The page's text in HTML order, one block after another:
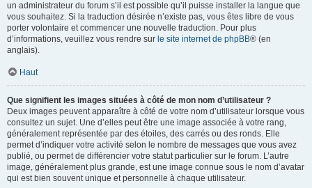
un administrateur du forum s’il est possible qu’il puisse installer la langue que
vous souhaitez. Si la traduction désirée n’existe pas, vous êtes libre de vous
porter volontaire et commencer une nouvelle traduction. Pour plus
d’informations, veuillez vous rendre sur le site internet de phpBB® (en
anglais).
Haut
Que signifient les images situées à côté de mon nom d’utilisateur ?
Deux images peuvent apparaître à côté de votre nom d’utilisateur lorsque vous
consultez un sujet. Une d’elles peut être une image associée à votre rang,
généralement représentée par des étoiles, des carrés ou des ronds. Elle
permet d’indiquer votre activité selon le nombre de messages que vous avez
publié, ou permet de différencier votre statut particulier sur le forum. L’autre
image, généralement plus grande, est une image connue sous le nom d’avatar
qui est bien souvent unique et personnelle à chaque utilisateur.